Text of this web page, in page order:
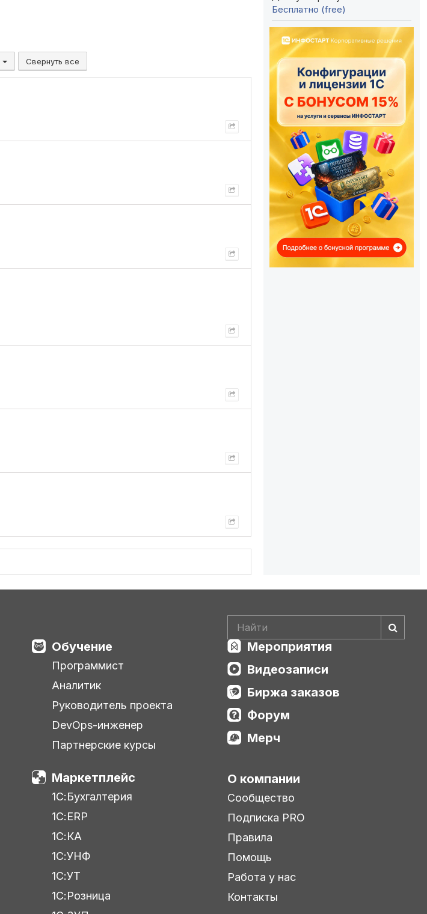
Свернуть все
Бесплатно (free)
Обучение
Программист
Аналитик
Руководитель проекта
DevOps-инженер
Партнерские курсы
Маркетплейс
1С:Бухгалтерия
1С:ERP
1С:КА
1С:УНФ
1С:УТ
1С:Розница
Мероприятия
Видеозаписи
Биржа заказов
Форум
Мерч
О компании
Сообщество
Подписка PRO
Правила
Помощь
Работа у нас
Контакты